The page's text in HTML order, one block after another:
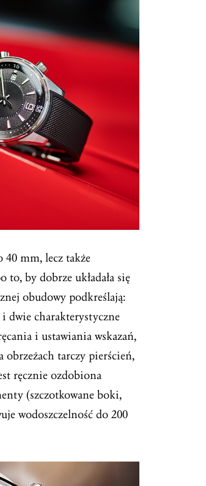
40 mm, lecz także
to, by dobrze układała się
obudowy podkreślają:
i dwie charakterystyczne
i ustawiania wskazań,
obrzeżach tarczy pierścień,
ręcznie ozdobiona
(szczotkowane boki,
wodoszczelność do 200